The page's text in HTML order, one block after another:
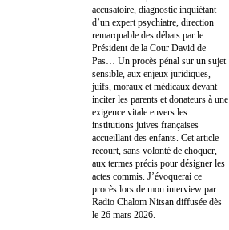
accusatoire, diagnostic inquiétant
d’un expert psychiatre, direction
remarquable des débats par le
Président de la Cour David de
Pas… Un procès pénal sur un sujet
sensible, aux enjeux juridiques,
juifs, moraux et médicaux devant
inciter les parents et donateurs à une
exigence vitale envers les
institutions juives françaises
accueillant des enfants. Cet article
recourt, sans volonté de choquer,
aux termes précis pour désigner les
actes commis. J’évoquerai ce
procès lors de mon interview par
Radio Chalom Nitsan diffusée dès
le 26 mars 2026.